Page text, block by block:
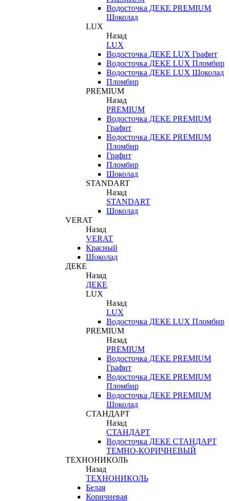
Водосточка ДЕКЕ PREMIUM
Шоколад
LUX
Назад
LUX
Водосточка ДЕКЕ LUX Графит
Водосточка ДЕКЕ LUX Пломбир
Водосточка ДЕКЕ LUX Шоколад
Пломбир
PREMIUM
Назад
PREMIUM
Водосточка ДЕКЕ PREMIUM
Графит
Водосточка ДЕКЕ PREMIUM
Пломбир
Графит
Пломбир
Шоколад
STANDART
Назад
STANDART
Шоколад
VERAT
Назад
VERAT
Красный
Шоколад
ДЕКЕ
Назад
ДЕКЕ
LUX
Назад
LUX
Водосточка ДЕКЕ LUX Пломбир
PREMIUM
Назад
PREMIUM
Водосточка ДЕКЕ PREMIUM
Графит
Водосточка ДЕКЕ PREMIUM
Пломбир
Водосточка ДЕКЕ PREMIUM
Шоколад
СТАНДАРТ
Назад
СТАНДАРТ
Водосточка ДЕКЕ СТАНДАРТ
ТЕМНО-КОРИЧНЕВЫЙ
ТЕХНОНИКОЛЬ
Назад
ТЕХНОНИКОЛЬ
Белая
Коричневая